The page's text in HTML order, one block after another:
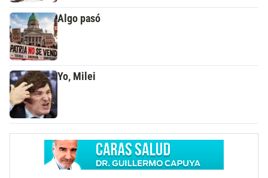
Algo pasó
Yo, Milei